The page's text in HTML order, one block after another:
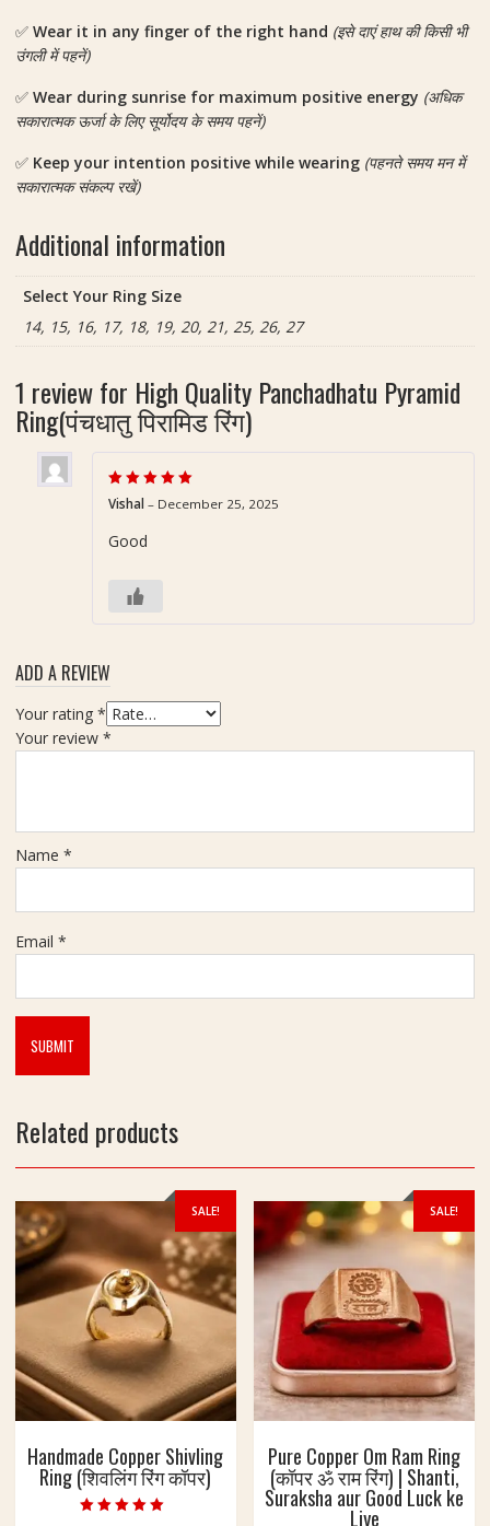
✅ Wear it in any finger of the right hand (इसे दाएं हाथ की किसी भी
उंगली में पहनें)
✅ Wear during sunrise for maximum positive energy (अधिक
सकारात्मक ऊर्जा के लिए सूर्योदय के समय पहनें)
✅ Keep your intention positive while wearing (पहनते समय मन में
सकारात्मक संकल्प रखें)
Additional information
Select Your Ring Size
14, 15, 16, 17, 18, 19, 20, 21, 25, 26, 27
1 review for High Quality Panchadhatu Pyramid
Ring(पंचधातु पिरामिड रिंग)
Rated
5
Vishal – December 25, 2025
Good
ADD A REVIEW
Your rating *
Your review *
Name *
Email *
Related products
SALE!
Handmade Copper Shivling
Ring (शिवलिंग रिंग कॉपर)
SALE!
Pure Copper Om Ram Ring
(कॉपर ॐ राम रिंग) | Shanti,
Suraksha aur Good Luck ke
Liye